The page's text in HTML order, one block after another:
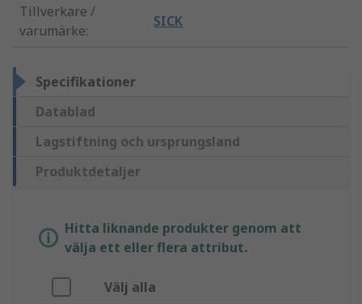
Tillverkare /
varumärke:
SICK
Specifikationer
Datablad
Lagstiftning och ursprungsland
Produktdetaljer
Hitta liknande produkter genom att
välja ett eller flera attribut.
Välj alla